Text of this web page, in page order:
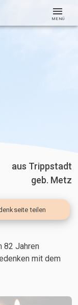
MENÜ
aus Trippstadt
geb. Metz
teilen
82 Jahren
mit dem